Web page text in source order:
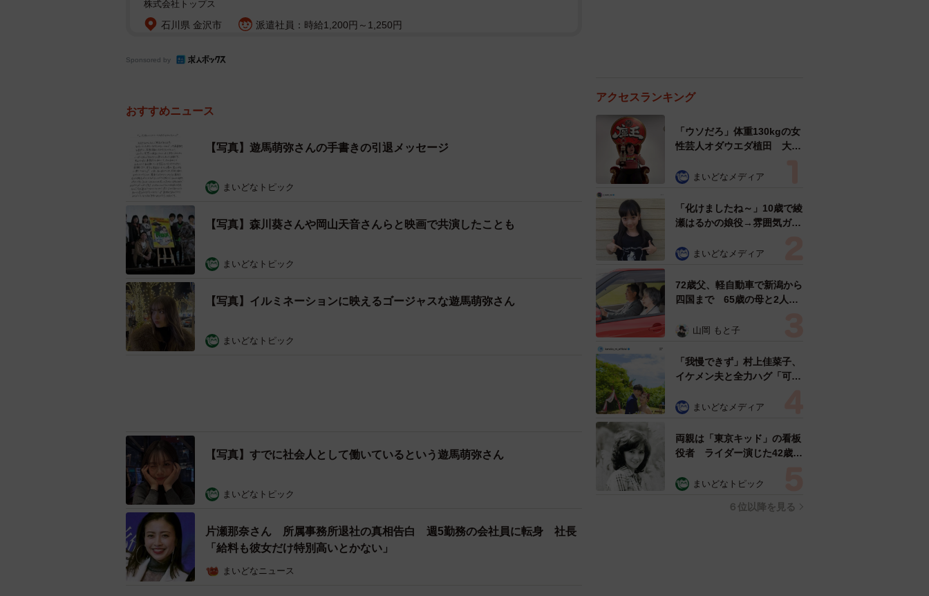
株式会社トップス
石川県 金沢市 派遣社員：時給1,200円～1,250円
Sponsored by
おすすめニュース
【写真】遊馬萌弥さんの手書きの引退メッセージ
まいどなトピック
【写真】森川葵さんや岡山天音さんらと映画で共演したことも
まいどなトピック
【写真】イルミネーションに映えるゴージャスな遊馬萌弥さん
まいどなトピック
【写真】すでに社会人として働いているという遊馬萌弥さん
まいどなトピック
片瀬那奈さん 所属事務所退社の真相告白 週5勤務の会社員に転身 社長
「給料も彼女だけ特別高いとかない」
まいどなニュース
アクセスランキング
「ウソだろ」体重130kgの女
性芸人オダウエダ植田 大学
で」 まいどなメディア
「化けましたね～」10歳で綾
瀬はるかの娘役→雰囲気ガラ
雰囲気が」「宝塚に入れそ
まいどなメディア
72歳父、軽自動車で新潟から
四国まで 65歳の母と2人で
憩まで分刻み… 「大学生で
山岡 もと子
「我慢できず」村上佳菜子、
イケメン夫と全力ハグ「可愛
まいどなメディア
両親は「東京キッド」の看板
役者 ライダー演じた42歳元
ングフォト」計画を明言
まいどなトピック
６位以降を見る